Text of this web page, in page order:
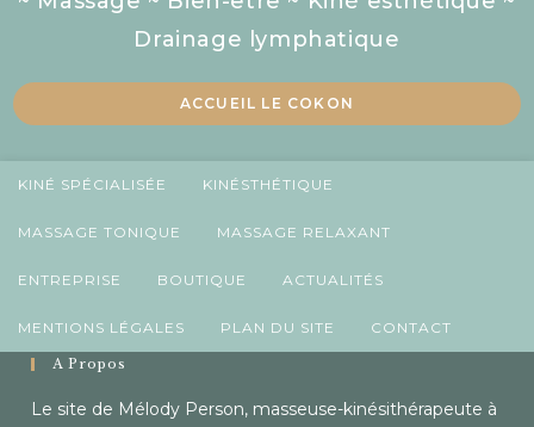
Drainage lymphatique
ACCUEIL LE COKON
KINÉ SPÉCIALISÉE KINÉSTHÉTIQUE
MASSAGE TONIQUE MASSAGE RELAXANT
ENTREPRISE BOUTIQUE ACTUALITÉS
MENTIONS LÉGALES PLAN DU SITE CONTACT
À Propos
Le site de Mélody Person, masseuse-kinésithérapeute à